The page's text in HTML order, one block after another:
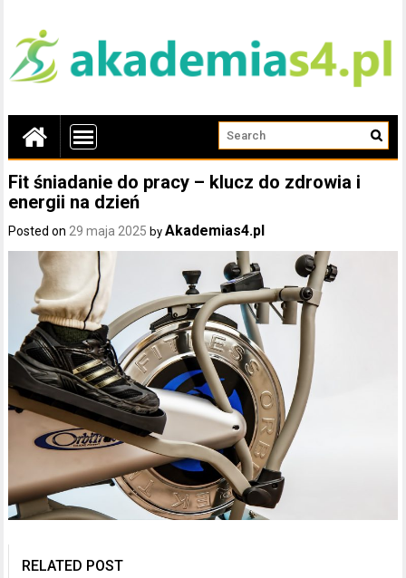
Fit śniadanie do pracy – klucz do zdrowia i
energii na dzień
Posted on29 maja 2025 byAkademias4.pl
RELATED POST